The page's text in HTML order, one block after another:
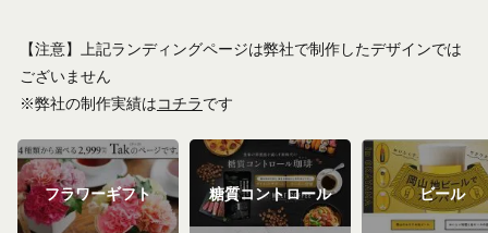
【注意】上記ランディングページは弊社で制作したデザインでは
ございません
※弊社の制作実績はコチラです
フラワーギフト 糖質コントロール ビール